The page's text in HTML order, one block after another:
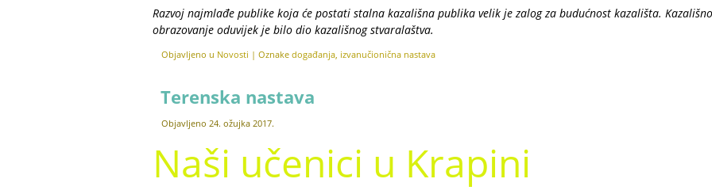
Razvoj najmlađe publike koja će postati stalna kazališna publika velik je zalog za budućnost kazališta. Kazališno
obrazovanje oduvijek je bilo dio kazališnog stvaralaštva.
Objavljeno u Novosti | Oznake događanja, izvanučionična nastava
Terenska nastava
Objavljeno 24. ožujka 2017.
Naši učenici u Krapini